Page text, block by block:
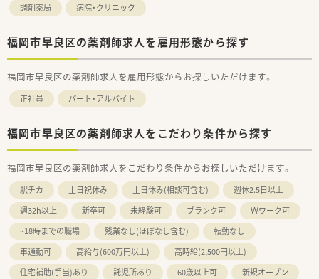
調剤薬局 病院・クリニック
福岡市早良区の薬剤師求人を雇用形態から探す
福岡市早良区の薬剤師求人を雇用形態からお探しいただけます。
正社員 パート・アルバイト
福岡市早良区の薬剤師求人をこだわり条件から探す
福岡市早良区の薬剤師求人をこだわり条件からお探しいただけます。
駅チカ 土日祝休み 土日休み(相談可含む)
週休2.5日以上
週32h以上
新卒可 未経験可 ブランク可
Ｗワーク可
~18時までの職場
残業なし(ほぼなし含む)
転勤なし
車通勤可
高給与(600万円以上)
高時給(2,500円以上)
住宅補助(手当)あり
託児所あり 60歳以上可
新規オープン